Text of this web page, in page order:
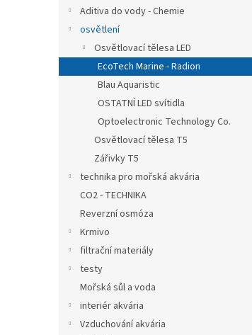
Aditiva do vody - Chemie
osvětlení
Osvětlovací tělesa LED
EcoTech Marine - Radion
Blau Aquaristic
OSTATNÍ LED svítidla
Optoelectronic Technology Co.
Osvětlovací tělesa T5
Zářivky T5
technika pro mořská akvária
CO2 - TECHNIKA
Reverzní osmóza
Krmivo
filtrační materiály
testy
Mořská sůl a voda
interiér akvária
Vzduchování akvária